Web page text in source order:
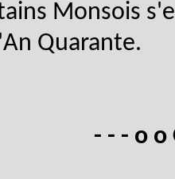
Monsois
Quarante.
- - - o o